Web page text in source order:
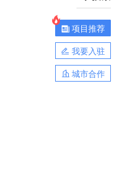
项目推荐
我要入驻
城市合作